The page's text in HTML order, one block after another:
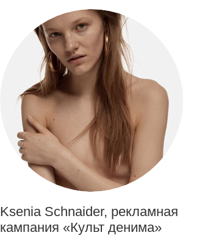
Ksenia Schnaider, рекламная
кампания «Культ денима»